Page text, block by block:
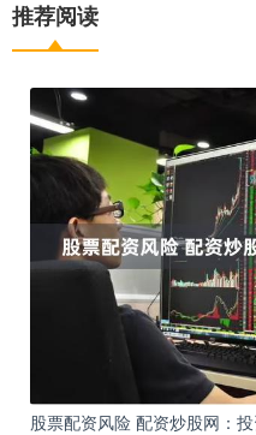
推荐阅读
股票配资风险 配资炒股网：